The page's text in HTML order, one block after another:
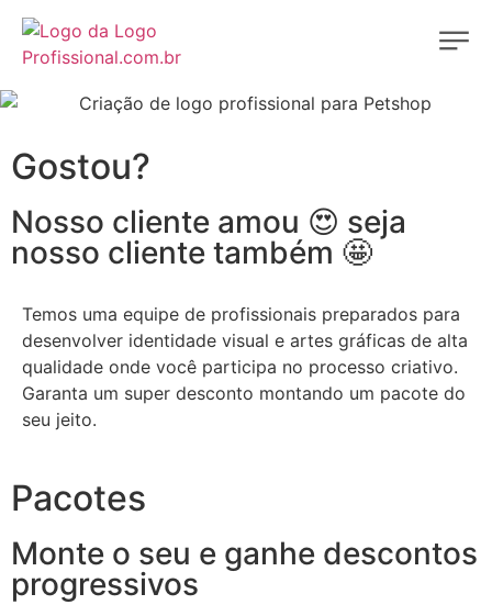
Gostou?
Nosso cliente amou 😍 seja
nosso cliente também 🤩
Temos uma equipe de profissionais preparados para
desenvolver identidade visual e artes gráficas de alta
qualidade onde você participa no processo criativo.
Garanta um super desconto montando um pacote do
seu jeito.
Pacotes
Monte o seu e ganhe descontos
progressivos